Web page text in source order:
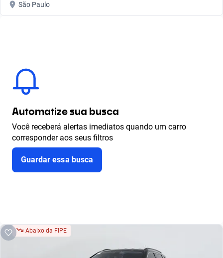
São Paulo
Automatize sua busca
Você receberá alertas imediatos quando um carro
corresponder aos seus filtros
Guardar essa busca
Abaixo da FIPE